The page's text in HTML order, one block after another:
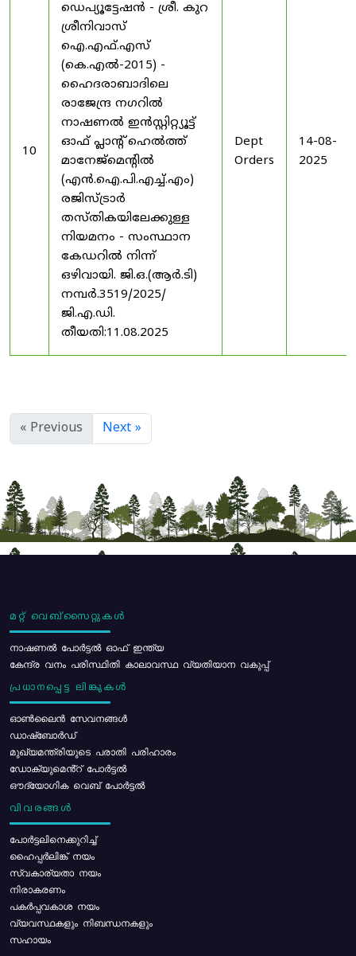
10
ഡെപ്യൂട്ടേഷൻ - ശ്രീ. കുറ
ശ്രീനിവാസ്
ഐ.എഫ്.എസ്
(കെ.എൽ-2015) -
ഹൈദരാബാദിലെ
രാജേന്ദ്ര നഗറിൽ
നാഷണൽ ഇൻസ്റ്റിറ്റ്യൂട്ട്
ഓഫ് പ്ലാന്റ് ഹെൽത്ത്
മാനേജ്‌മെന്റിൽ
(എൻ.ഐ.പി.എച്ച്.എം)
രജിസ്ട്രാർ
തസ്തികയിലേക്കുള്ള
നിയമനം - സംസ്ഥാന
കേഡറിൽ നിന്ന്
ഒഴിവായി. ജി.ഒ.(ആർ.ടി)
നമ്പർ.3519/2025/
ജി.എ.ഡി.
തീയതി:11.08.2025
Dept
Orders
14-08-
2025
« Previous Next »
മറ്റ് വെബ്സൈറ്റുകൾ
നാഷണൽ പോർട്ടൽ ഓഫ് ഇന്ത്യ
കേന്ദ്ര വനം പരിസ്ഥിതി കാലാവസ്ഥ വ്യതിയാന വകുപ്പ്
പ്രധാനപ്പെട്ട ലിങ്കുകൾ
ഓൺലൈൻ സേവനങ്ങൾ
ഡാഷ്ബോർഡ്
മുഖ്യമന്ത്രിയുടെ പരാതി പരിഹാരം
ഡോക്യുമെൻ്റ് പോർട്ടൽ
ഔദ്യോഗിക വെബ് പോർട്ടൽ
വിവരങ്ങൾ
പോര്‍ട്ടലിനെക്കുറിച്ച്
ഹൈപ്പർലിങ്ക് നയം
സ്വകാര്യതാ നയം
നിരാകരണം
പകർപ്പവകാശ നയം
വ്യവസ്ഥകളും നിബന്ധനകളും
സഹായം